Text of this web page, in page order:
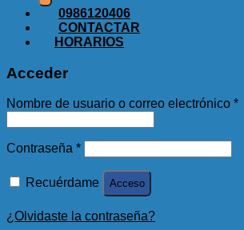
0986120406
CONTACTAR
HORARIOS
Acceder
Nombre de usuario o correo electrónico *
Contraseña *
Recuérdame Acceso
¿Olvidaste la contraseña?